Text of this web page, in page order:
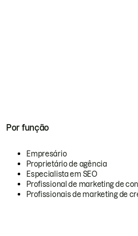
Por função
Empresário
Proprietário de agência
Especialista em SEO
Profissional de marketing de
Profissionais de marketing de